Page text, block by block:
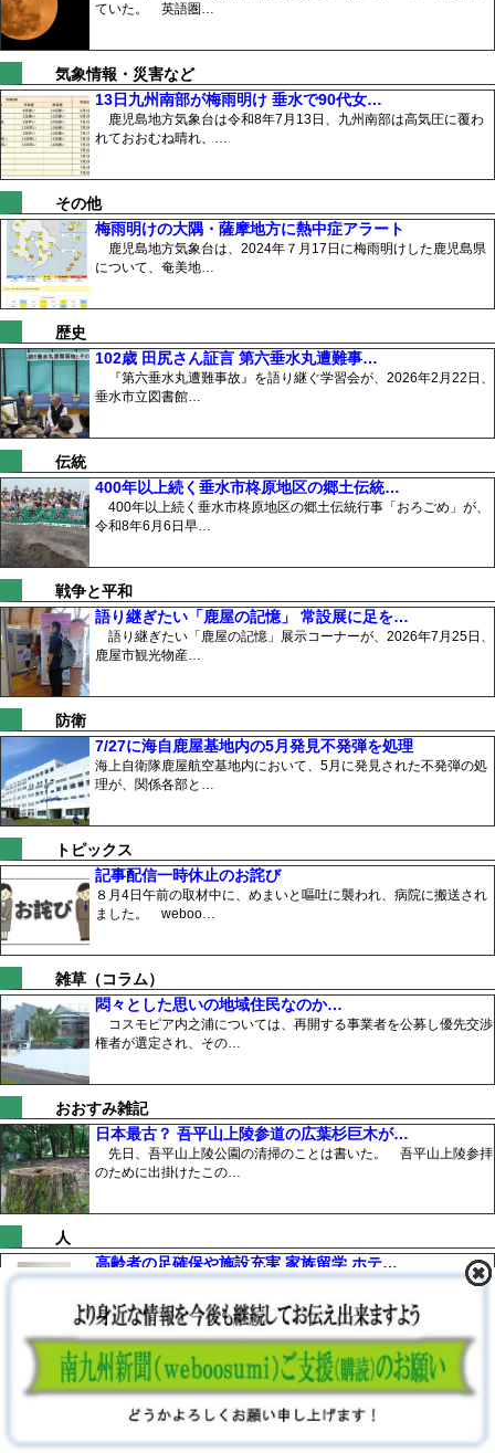
ていた。 英語圏…
気象情報・災害など
13日九州南部が梅雨明け 垂水で90代女…
鹿児島地方気象台は令和8年7月13日、九州南部は高気圧に覆わ
れておおむね晴れ、…
その他
梅雨明けの大隅・薩摩地方に熱中症アラート
鹿児島地方気象台は、2024年７月17日に梅雨明けした鹿児島県
について、奄美地…
歴史
102歳 田尻さん証言 第六垂水丸遭難事…
『第六垂水丸遭難事故』を語り継ぐ学習会が、2026年2月22日、
垂水市立図書館…
伝統
400年以上続く垂水市柊原地区の郷土伝統…
400年以上続く垂水市柊原地区の郷土伝統行事「おろごめ」が、
令和8年6月6日早…
戦争と平和
語り継ぎたい「鹿屋の記憶」 常設展に足を…
語り継ぎたい「鹿屋の記憶」展示コーナーが、2026年7月25日、
鹿屋市観光物産…
防衛
7/27に海自鹿屋基地内の5月発見不発弾を処理
海上自衛隊鹿屋航空基地内において、5月に発見された不発弾の処
理が、関係各部と…
トピックス
記事配信一時休止のお詫び
８月4日午前の取材中に、めまいと嘔吐に襲われ、病院に搬送され
ました。 weboo…
雑草（コラム）
悶々とした思いの地域住民なのか…
コスモピア内之浦については、再開する事業者を公募し優先交渉
権者が選定され、その…
おおすみ雑記
日本最古？ 吾平山上陵参道の広葉杉巨木が…
先日、吾平山上陵公園の清掃のことは書いた。 吾平山上陵参拝
のために出掛けたこの…
人
高齢者の足確保や施設充実 家族留学 ホテ…
この4月に町議会議員選挙があり、新しい議会構成も決まった
が、平成の合併から初の…
鹿屋経済同友クラブ
明石海峡大橋と野島断層保存館とで視察の意…
私たちが行く予定だった明石海峡大橋塔頂体験「ブリッジワール